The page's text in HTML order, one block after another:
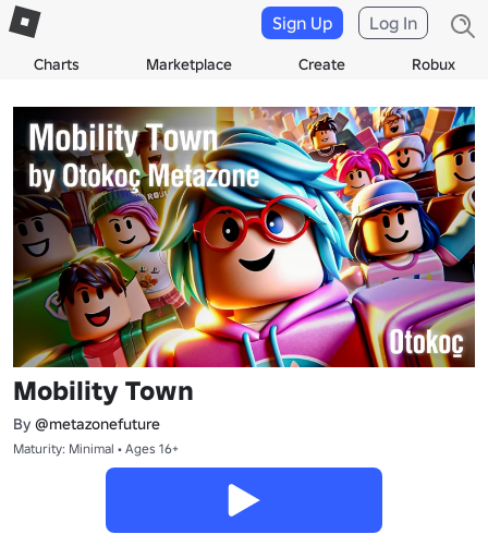
Charts Marketplace Create Robux
Sign Up Log In
Mobility Town
By @metazonefuture
Maturity: Minimal • Ages 16+